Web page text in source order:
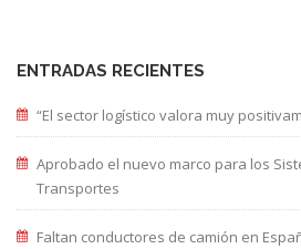
ENTRADAS RECIENTES
“El sector logístico valora muy
Aprobado el nuevo marco para los
Transportes
Faltan conductores de camión en